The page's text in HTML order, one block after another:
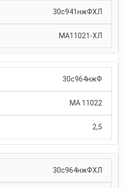
30с941нжФХЛ
МА11021-ХЛ
30с964нжФ
МА 11022
2,5
30с964нжФХЛ